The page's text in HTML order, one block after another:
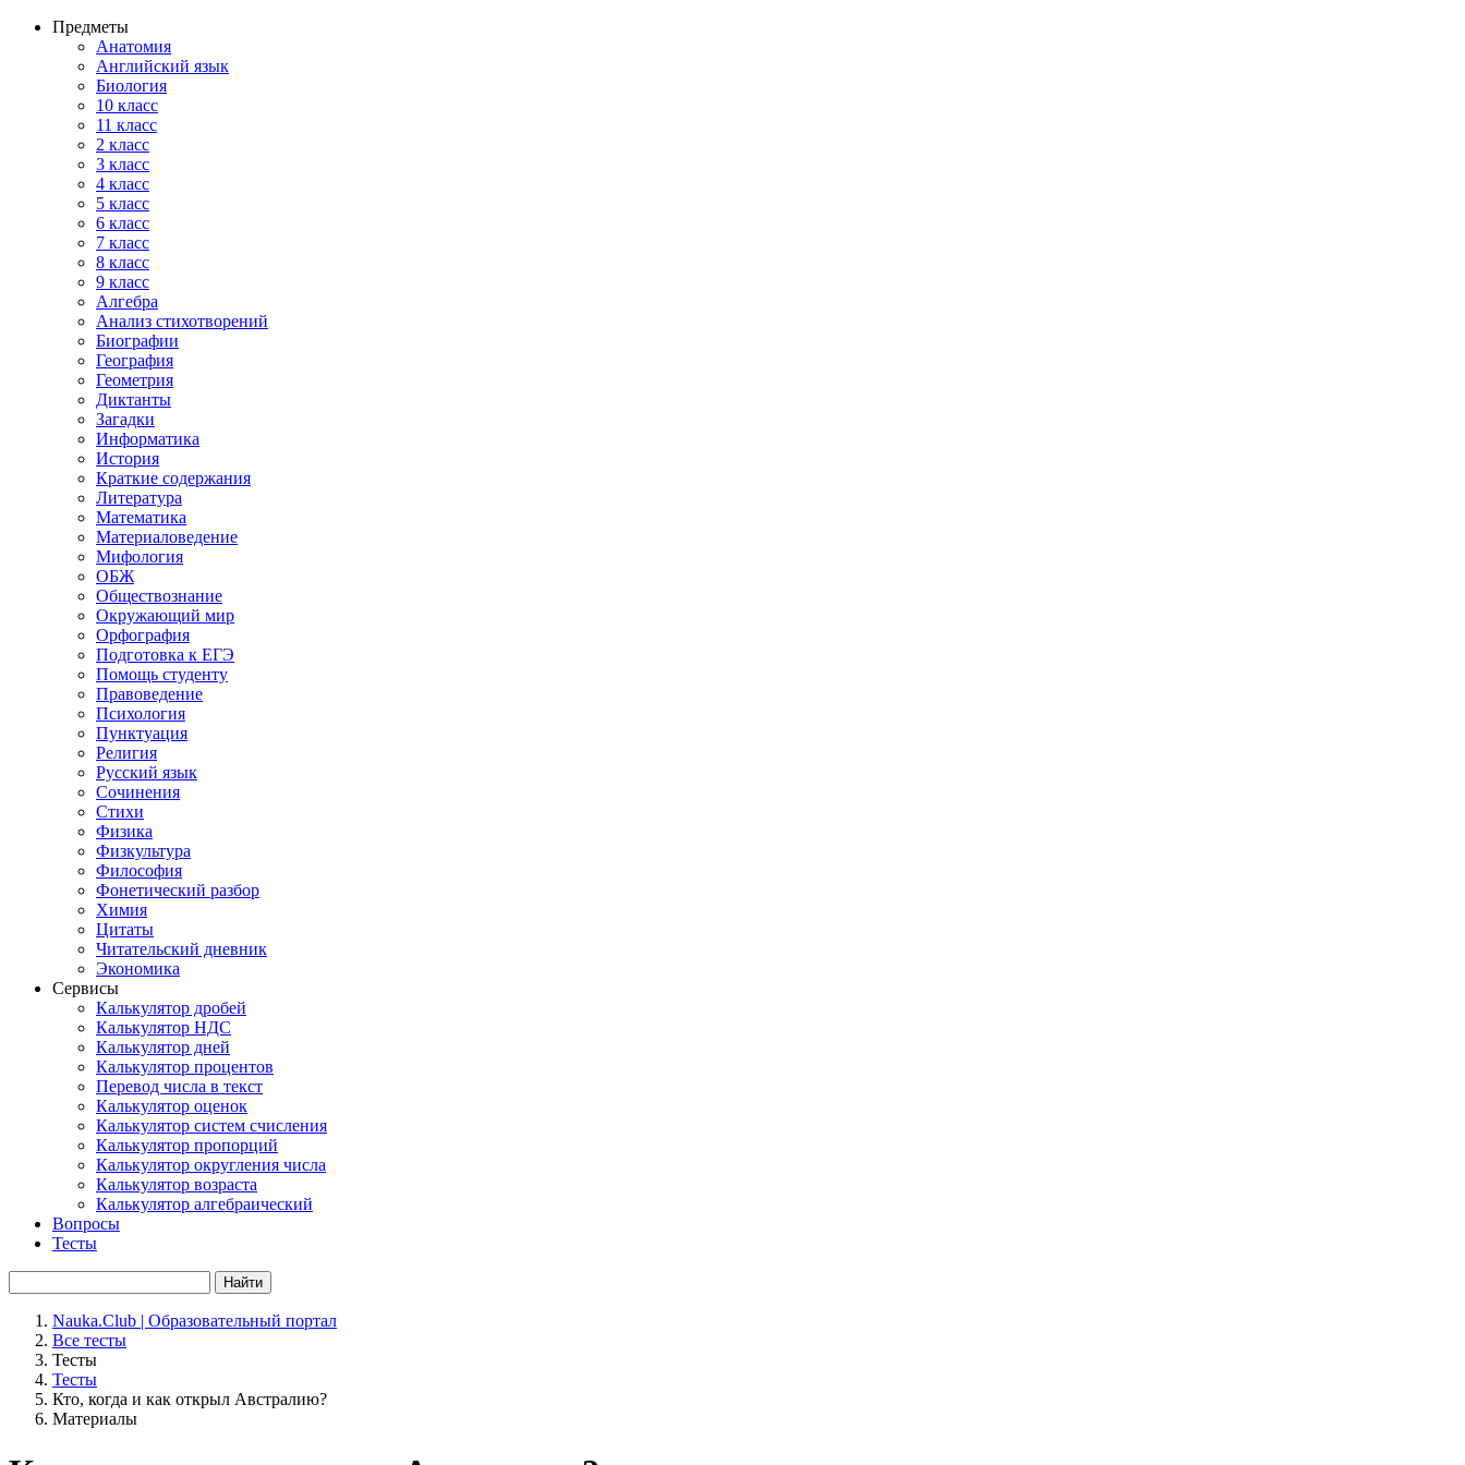
Предметы
Анатомия
Английский язык
Биология
10 класс
11 класс
2 класс
3 класс
4 класс
5 класс
6 класс
7 класс
8 класс
9 класс
Алгебра
Анализ стихотворений
Биографии
География
Геометрия
Диктанты
Загадки
Информатика
История
Краткие содержания
Литература
Математика
Материаловедение
Мифология
ОБЖ
Обществознание
Окружающий мир
Орфография
Подготовка к ЕГЭ
Помощь студенту
Правоведение
Психология
Пунктуация
Религия
Русский язык
Сочинения
Стихи
Физика
Физкультура
Философия
Фонетический разбор
Химия
Цитаты
Читательский дневник
Экономика
Сервисы
Калькулятор дробей
Калькулятор НДС
Калькулятор дней
Калькулятор процентов
Перевод числа в текст
Калькулятор оценок
Калькулятор систем счисления
Калькулятор пропорций
Калькулятор округления числа
Калькулятор возраста
Калькулятор алгебраический
Вопросы
Тесты
Найти
Nauka.Club | Образовательный портал
Все тесты
Тесты
Тесты
Кто, когда и как открыл Австралию?
Материалы